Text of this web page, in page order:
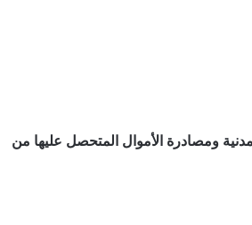
ومصادرة الأموال المتحصل عليها من